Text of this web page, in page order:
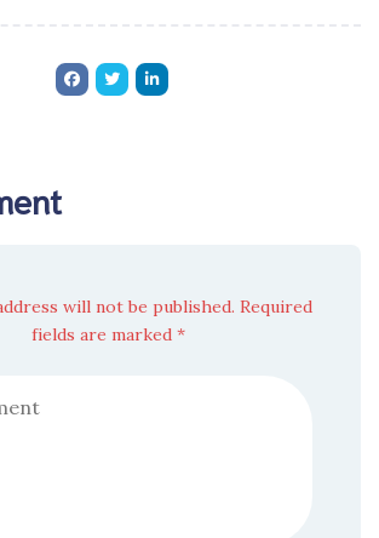
will not be published. Required
fields are marked *